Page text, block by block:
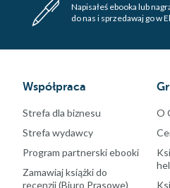
Napisałeś ebooka lub
do nas i sprzedawaj go w
Współpraca
Strefa dla biznesu
Strefa wydawcy
Program partnerski ebooki
Zamawiaj książki do
recenzji (Biuro Prasowe)
O